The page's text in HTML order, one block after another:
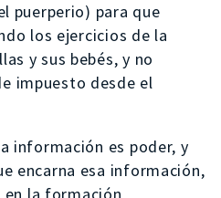
puerperio) para que
los ejercicios de la
y sus bebés, y no
impuesto desde el
información es poder, y
encarna esa información,